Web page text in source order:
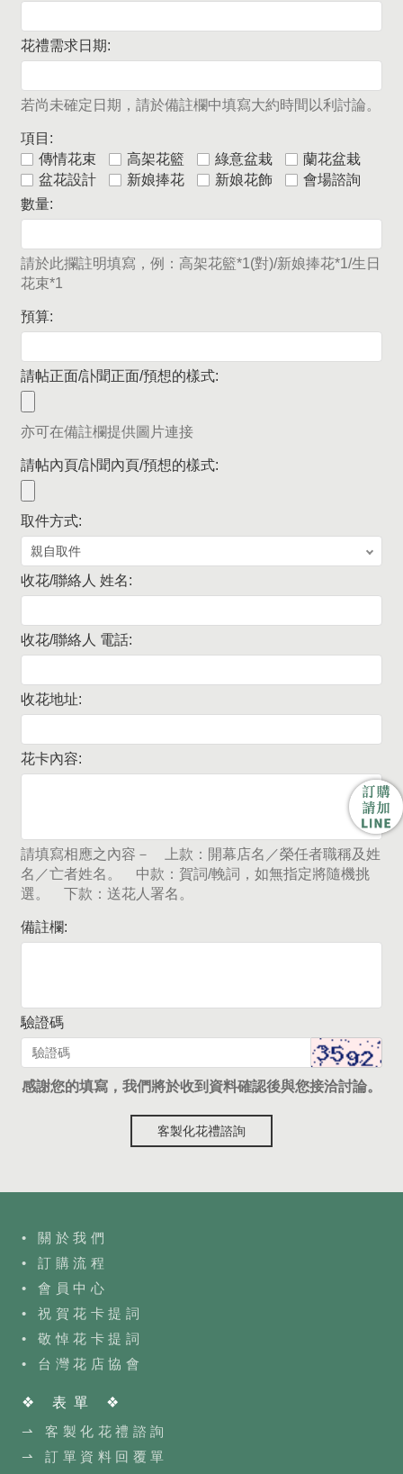
花禮需求日期:
若尚未確定日期，請於備註欄中填寫大約時間以利討論。
項目:
傳情花束
高架花籃 綠意盆栽
蘭花盆栽
盆花設計
新娘捧花 新娘花飾
會場諮詢
數量:
請於此攔註明填寫，例：高架花籃*1(對)/新娘捧花*1/生日
花束*1
預算:
請帖正面/訃聞正面/預想的樣式:
亦可在備註欄提供圖片連接
請帖內頁/訃聞內頁/預想的樣式:
取件方式:
收花/聯絡人 姓名:
收花/聯絡人 電話:
收花地址:
花卡內容:
請填寫相應之內容－ 上款：開幕店名／榮任者職稱及姓
名／亡者姓名。 中款：賀詞/輓詞，如無指定將隨機挑
選。 下款：送花人署名。
備註欄:
驗證碼
感謝您的填寫，我們將於收到資料確認後與您接洽討論。
客製化花禮諮詢
• 關於我們
• 訂購流程
• 會員中心
• 祝賀花卡提詞
• 敬悼花卡提詞
• 台灣花店協會
❖ 表單 ❖
⇀ 客製化花禮諮詢
⇀ 訂單資料回覆單